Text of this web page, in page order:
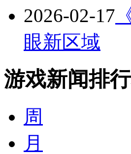
2026-02-17
眼新区域
游戏新闻排
周
月